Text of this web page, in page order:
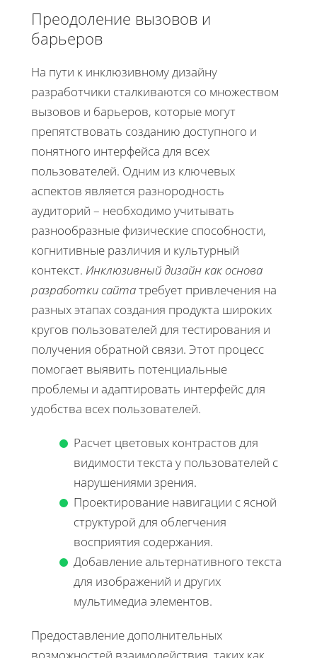
Преодоление вызовов и
барьеров
На пути к инклюзивному дизайну
разработчики сталкиваются со множеством
вызовов и барьеров, которые могут
препятствовать созданию доступного и
понятного интерфейса для всех
пользователей. Одним из ключевых
аспектов является разнородность
аудиторий – необходимо учитывать
разнообразные физические способности,
когнитивные различия и культурный
контекст. Инклюзивный дизайн как основа
разработки сайтатребует привлечения на
разных этапах создания продукта широких
кругов пользователей для тестирования и
получения обратной связи. Этот процесс
помогает выявить потенциальные
проблемы и адаптировать интерфейс для
удобства всех пользователей.
Расчет цветовых контрастов для
видимости текста у пользователей с
нарушениями зрения.
Проектирование навигации с ясной
структурой для облегчения
восприятия содержания.
Добавление альтернативного текста
для изображений и других
мультимедиа элементов.
Предоставление дополнительных